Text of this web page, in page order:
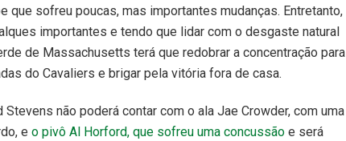
que sofreu poucas, mas importantes mudanças. Entretanto,
importantes e tendo que lidar com o desgaste natural
de Massachusetts terá que redobrar a concentração para
do Cavaliers e brigar pela vitória fora de casa.
Stevens não poderá contar com o ala Jae Crowder, com uma
e o pivô Al Horford, que sofreu uma concussãoe será